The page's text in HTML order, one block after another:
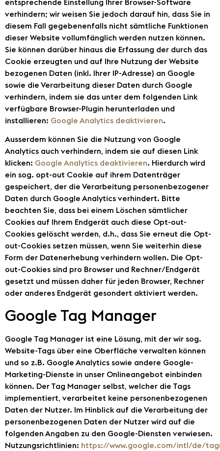
entsprechende Einstellung Ihrer Browser-Software
verhindern; wir weisen Sie jedoch darauf hin, dass Sie in
diesem Fall gegebenenfalls nicht sämtliche Funktionen
dieser Website vollumfänglich werden nutzen können.
Sie können darüber hinaus die Erfassung der durch das
Cookie erzeugten und auf Ihre Nutzung der Website
bezogenen Daten (inkl. Ihrer IP-Adresse) an Google
sowie die Verarbeitung dieser Daten durch Google
verhindern, indem sie das unter dem folgenden Link
verfügbare Browser-Plugin herunterladen und
installieren: Google Analytics deaktivieren.
Ausserdem können Sie die Nutzung von Google
Analytics auch verhindern, indem sie auf diesen Link
klicken: Google Analytics deaktivieren. Hierdurch wird
ein sog. opt-out Cookie auf ihrem Datenträger
gespeichert, der die Verarbeitung personenbezogener
Daten durch Google Analytics verhindert. Bitte
beachten Sie, dass bei einem Löschen sämtlicher
Cookies auf Ihrem Endgerät auch diese Opt-out-
Cookies gelöscht werden, d.h., dass Sie erneut die Opt-
out-Cookies setzen müssen, wenn Sie weiterhin diese
Form der Datenerhebung verhindern wollen. Die Opt-
out-Cookies sind pro Browser und Rechner/Endgerät
gesetzt und müssen daher für jeden Browser, Rechner
oder anderes Endgerät gesondert aktiviert werden.
Google Tag Manager
Google Tag Manager ist eine Lösung, mit der wir sog.
Website-Tags über eine Oberfläche verwalten können
und so z.B. Google Analytics sowie andere Google-
Marketing-Dienste in unser Onlineangebot einbinden
können. Der Tag Manager selbst, welcher die Tags
implementiert, verarbeitet keine personenbezogenen
Daten der Nutzer. Im Hinblick auf die Verarbeitung der
personenbezogenen Daten der Nutzer wird auf die
folgenden Angaben zu den Google-Diensten verwiesen.
Nutzungsrichtlinien: https://www.google.com/intl/de/